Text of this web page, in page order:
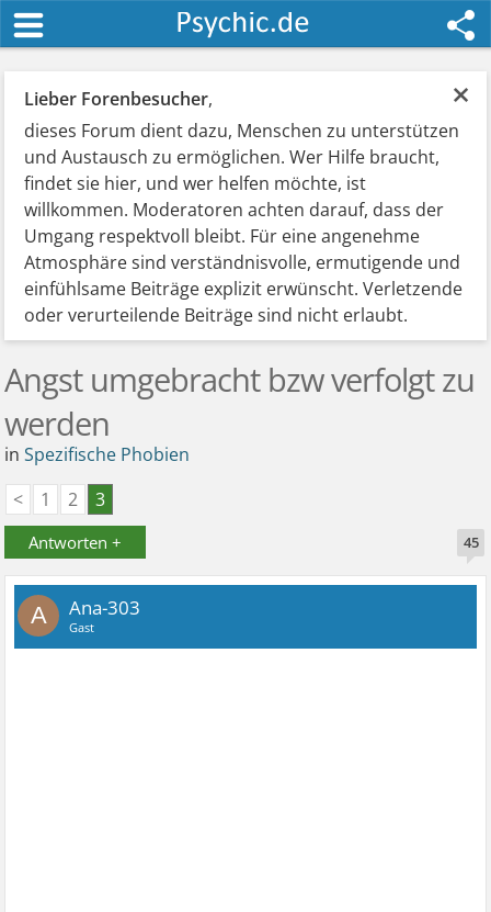
×
Lieber Forenbesucher,
dieses Forum dient dazu, Menschen zu unterstützen
und Austausch zu ermöglichen. Wer Hilfe braucht,
findet sie hier, und wer helfen möchte, ist
willkommen. Moderatoren achten darauf, dass der
Umgang respektvoll bleibt. Für eine angenehme
Atmosphäre sind verständnisvolle, ermutigende und
einfühlsame Beiträge explizit erwünscht. Verletzende
oder verurteilende Beiträge sind nicht erlaubt.
Angst umgebracht bzw verfolgt zu
werden
inSpezifische Phobien
<
1 2 3
Antworten + 45
A Ana-303
Gast